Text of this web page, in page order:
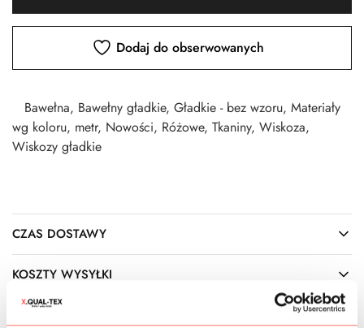
Dodaj do obserwowanych
Bawełna, Bawełny gładkie, Gładkie - bez wzoru, Materiały
wg koloru, metr, Nowości, Różowe, Tkaniny, Wiskoza,
Wiskozy gładkie
CZAS DOSTAWY
KOSZTY WYSYŁKI